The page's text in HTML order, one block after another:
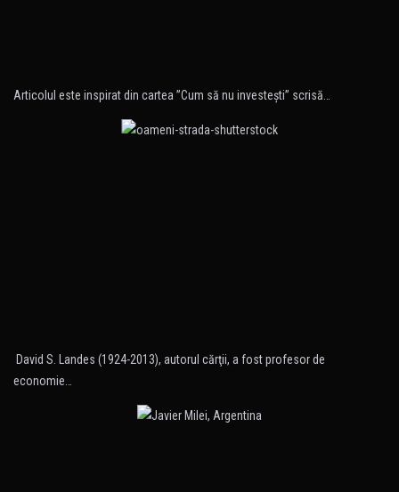
Articolul este inspirat din cartea ”Cum să nu investeşti” scrisă…
David S. Landes (1924-2013), autorul cărţii, a fost profesor de
economie…